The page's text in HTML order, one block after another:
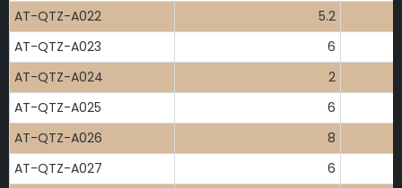
AT-QTZ-A022
5.2
AT-QTZ-A023
6
AT-QTZ-A024
2
AT-QTZ-A025
6
AT-QTZ-A026
8
AT-QTZ-A027
6